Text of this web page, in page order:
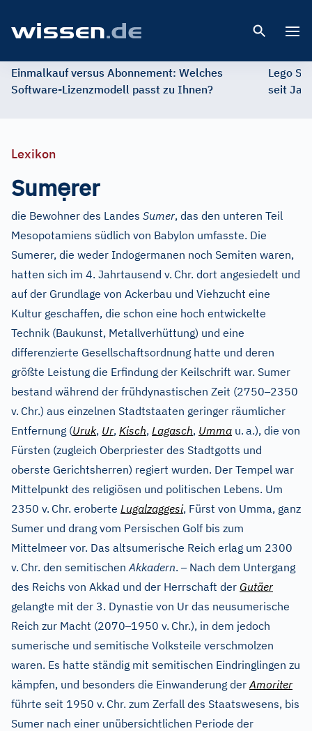
Einmalkauf versus Abonnement: Welches
Software-Lizenzmodell passt zu Ihnen?
Lego
seit
Lexikon
Sumẹrer
die Bewohner des Landes Sumer, das den unteren Teil
Mesopotamiens südlich von Babylon umfasste. Die
Sumerer, die weder Indogermanen noch Semiten waren,
hatten sich im 4. Jahrtausend v. Chr. dort angesiedelt und
auf der Grundlage von Ackerbau und Viehzucht eine
Kultur geschaffen, die schon eine hoch entwickelte
Technik (Baukunst, Metallverhüttung) und eine
differenzierte Gesellschaftsordnung hatte und deren
größte Leistung die Erfindung der Keilschrift war. Sumer
bestand während der frühdynastischen Zeit (2750–2350
v. Chr.) aus einzelnen Stadtstaaten geringer räumlicher
Entfernung (Uruk, Ur, Kisch, Lagasch, Umma u. a.), die von
Fürsten (zugleich Oberpriester des Stadtgotts und
oberste Gerichtsherren) regiert wurden. Der Tempel war
Mittelpunkt des religiösen und politischen Lebens. Um
2350 v. Chr. eroberte Lugalzaggesi, Fürst von Umma, ganz
Sumer und drang vom Persischen Golf bis zum
Mittelmeer vor. Das altsumerische Reich erlag um 2300
v. Chr. den semitischenAkkadern.–Nach dem Untergang
des Reichs von Akkad und der Herrschaft der Gutäer
gelangte mit der 3. Dynastie von Ur das neusumerische
Reich zur Macht (2070–1950 v. Chr.), in dem jedoch
sumerische und semitische Volksteile verschmolzen
waren. Es hatte ständig mit semitischen Eindringlingen zu
kämpfen, und besonders die Einwanderung derAmoriter
führte seit 1950 v. Chr. zum Zerfall des Staatswesens, bis
Sumer nach einer unübersichtlichen Periode der